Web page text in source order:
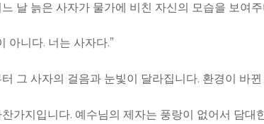
날 늙은 사자가 물가에 비친 자신의 모습을 보여
아니다. 너는 사자다.”
그 사자의 걸음과 눈빛이 달라집니다. 환경이 바
가지입니다. 예수님의 제자는 풍랑이 없어서 담